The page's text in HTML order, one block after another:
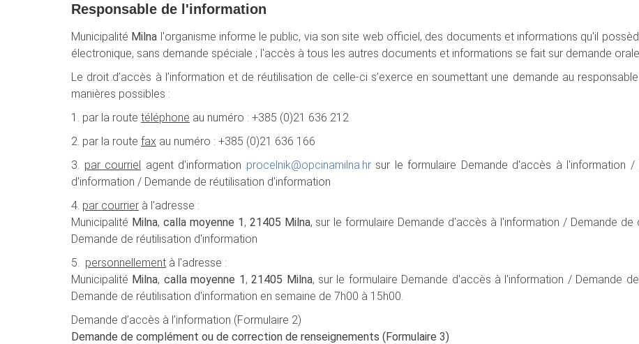
Responsable de l'information
Municipalité Milna l'organisme informe le public, via son site web officiel, des documents et informations qu'il
électronique, sans demande spéciale ; l'accès à tous les autres documents et informations se fait sur demande
Le droit d’accès à l’information et de réutilisation de celle-ci s’exerce en soumettant une demande au
manières possibles :
1. par la route téléphone au numéro : +385 (0)21 636 212
2. par la route fax au numéro : +385 (0)21 636 166
3. par courriel agent d'information procelnik@opcinamilna.hrsur le formulaire Demande d'accès à l'information
d'information / Demande de réutilisation d'information
4. par courrier à l'adresse :
Municipalité Milna, calla moyenne 1, 21405 Milna, sur le formulaire Demande d'accès à l'information / Demande
Demande de réutilisation d'information
5. personnellement à l'adresse :
Municipalité Milna, calla moyenne 1,21405 Milna, sur le formulaire Demande d'accès à l'information / Demande
Demande de réutilisation d'information en semaine de 7h00 à 15h00.
Demande d’accès à l’information (Formulaire 2)
Demande de complément ou de correction de renseignements (Formulaire 3)